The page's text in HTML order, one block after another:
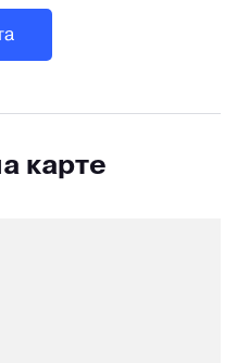
карте